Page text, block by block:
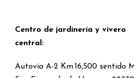
Centro de jardinería y vivero
central:
Autovía A-2 Km.16,500 sentido